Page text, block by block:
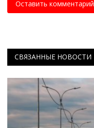
Оставить комментарий
СВЯЗАННЫЕ НОВОСТИ